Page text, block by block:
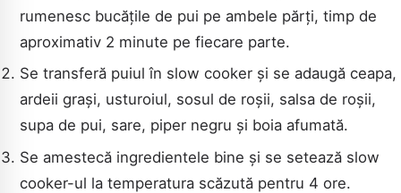
rumenesc bucățile de pui pe ambele părți, timp de
aproximativ 2 minute pe fiecare parte.
Se transferă puiul în slow cooker și se adaugă ceapa,
ardeii grași, usturoiul, sosul de roșii, salsa de roșii,
supa de pui, sare, piper negru și boia afumată.
Se amestecă ingredientele bine și se setează slow
cooker-ul la temperatura scăzută pentru 4 ore.